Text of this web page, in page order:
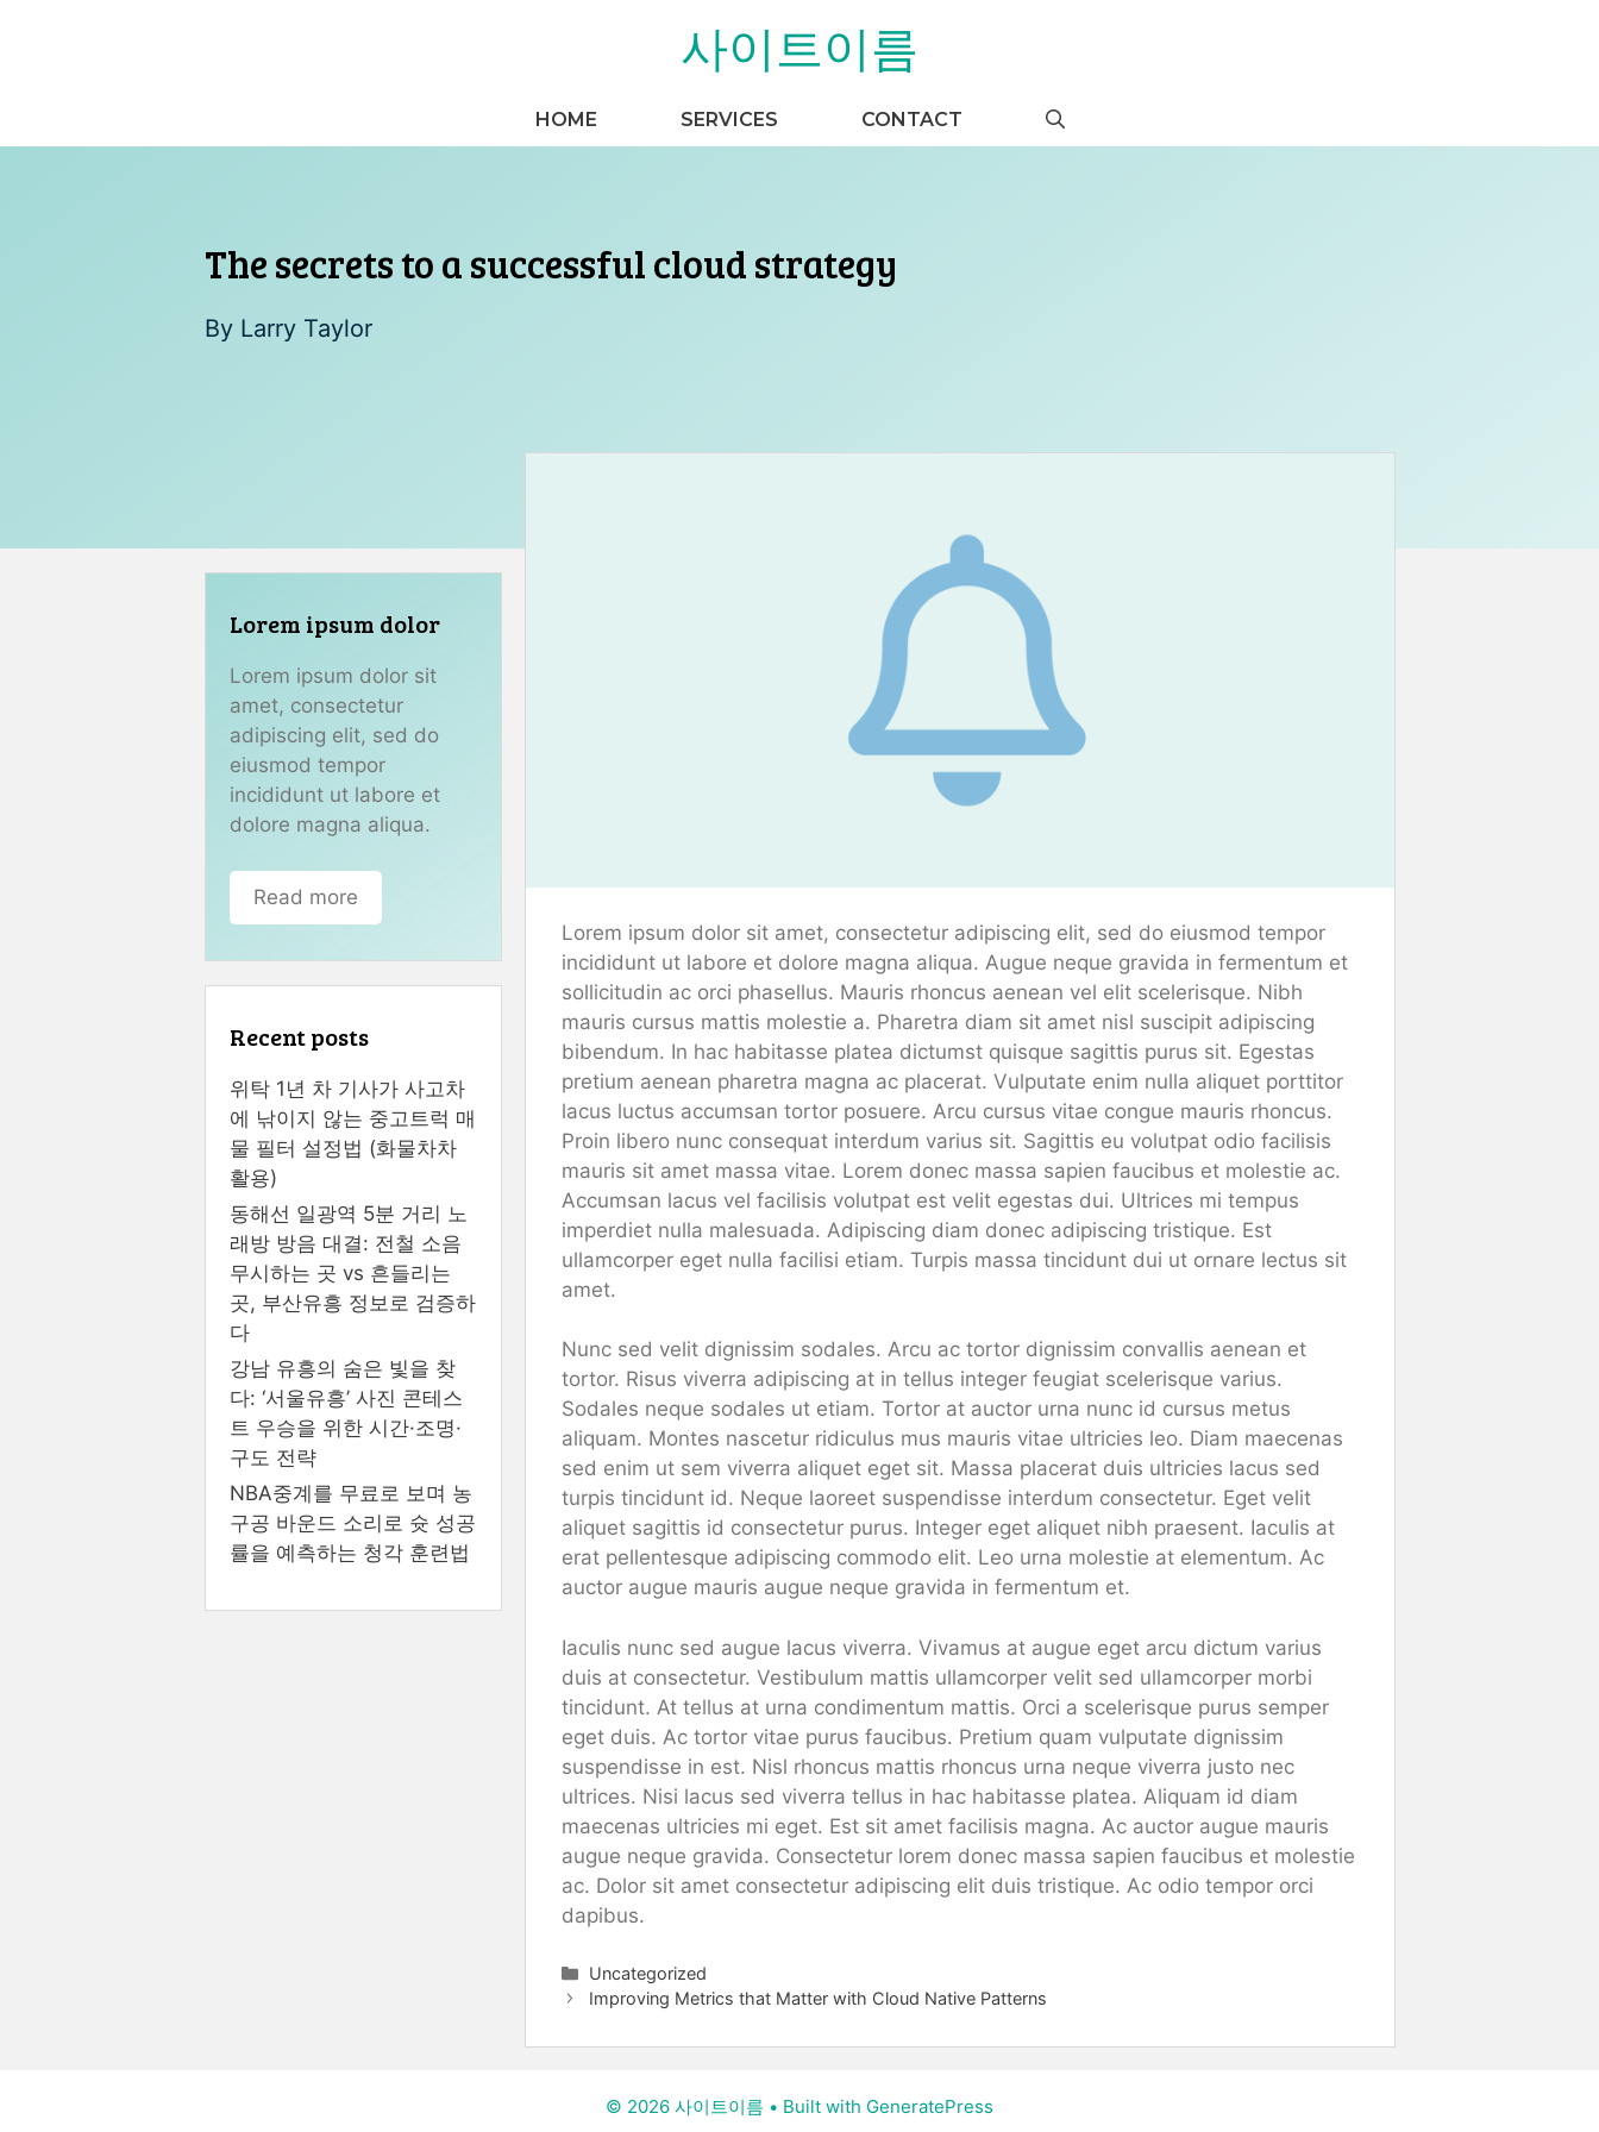
사이트이름
HOME SERVICES CONTACT
The secrets to a successful cloud strategy
By Larry Taylor
Lorem ipsum dolor sit amet, consectetur adipiscing elit, sed do eiusmod tempor
incididunt ut labore et dolore magna aliqua. Augue neque gravida in fermentum et
sollicitudin ac orci phasellus. Mauris rhoncus aenean vel elit scelerisque. Nibh
mauris cursus mattis molestie a. Pharetra diam sit amet nisl suscipit adipiscing
bibendum. In hac habitasse platea dictumst quisque sagittis purus sit. Egestas
pretium aenean pharetra magna ac placerat. Vulputate enim nulla aliquet porttitor
lacus luctus accumsan tortor posuere. Arcu cursus vitae congue mauris rhoncus.
Proin libero nunc consequat interdum varius sit. Sagittis eu volutpat odio facilisis
mauris sit amet massa vitae. Lorem donec massa sapien faucibus et molestie ac.
Accumsan lacus vel facilisis volutpat est velit egestas dui. Ultrices mi tempus
imperdiet nulla malesuada. Adipiscing diam donec adipiscing tristique. Est
ullamcorper eget nulla facilisi etiam. Turpis massa tincidunt dui ut ornare lectus sit
amet.
Nunc sed velit dignissim sodales. Arcu ac tortor dignissim convallis aenean et
tortor. Risus viverra adipiscing at in tellus integer feugiat scelerisque varius.
Sodales neque sodales ut etiam. Tortor at auctor urna nunc id cursus metus
aliquam. Montes nascetur ridiculus mus mauris vitae ultricies leo. Diam maecenas
sed enim ut sem viverra aliquet eget sit. Massa placerat duis ultricies lacus sed
turpis tincidunt id. Neque laoreet suspendisse interdum consectetur. Eget velit
aliquet sagittis id consectetur purus. Integer eget aliquet nibh praesent. Iaculis at
erat pellentesque adipiscing commodo elit. Leo urna molestie at elementum. Ac
auctor augue mauris augue neque gravida in fermentum et.
Iaculis nunc sed augue lacus viverra. Vivamus at augue eget arcu dictum varius
duis at consectetur. Vestibulum mattis ullamcorper velit sed ullamcorper morbi
tincidunt. At tellus at urna condimentum mattis. Orci a scelerisque purus semper
eget duis. Ac tortor vitae purus faucibus. Pretium quam vulputate dignissim
suspendisse in est. Nisl rhoncus mattis rhoncus urna neque viverra justo nec
ultrices. Nisi lacus sed viverra tellus in hac habitasse platea. Aliquam id diam
maecenas ultricies mi eget. Est sit amet facilisis magna. Ac auctor augue mauris
augue neque gravida. Consectetur lorem donec massa sapien faucibus et molestie
ac. Dolor sit amet consectetur adipiscing elit duis tristique. Ac odio tempor orci
dapibus.
Categories
Uncategorized
Improving Metrics that Matter with Cloud Native Patterns
Lorem ipsum dolor
Lorem ipsum dolor sit
amet, consectetur
adipiscing elit, sed do
eiusmod tempor
incididunt ut labore et
dolore magna aliqua.
Read more
Recent posts
위탁 1년 차 기사가 사고차
에 낚이지 않는 중고트럭 매
물 필터 설정법 (화물차차
활용)
동해선 일광역 5분 거리 노
래방 방음 대결: 전철 소음
무시하는 곳 vs 흔들리는
곳, 부산유흥 정보로 검증하
다
강남 유흥의 숨은 빛을 찾
다: ‘서울유흥’ 사진 콘테스
트 우승을 위한 시간·조명·
구도 전략
NBA중계를 무료로 보며 농
구공 바운드 소리로 슛 성공
률을 예측하는 청각 훈련법
© 2026 사이트이름 • Built with GeneratePress